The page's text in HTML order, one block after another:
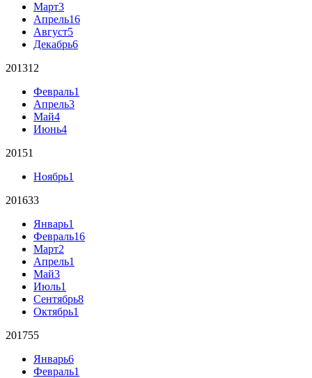
Март3
Апрель16
Август5
Декабрь6
201312
Февраль1
Апрель3
Май4
Июнь4
20151
Ноябрь1
201633
Январь1
Февраль16
Март2
Апрель1
Май3
Июль1
Сентябрь8
Октябрь1
201755
Январь6
Февраль1